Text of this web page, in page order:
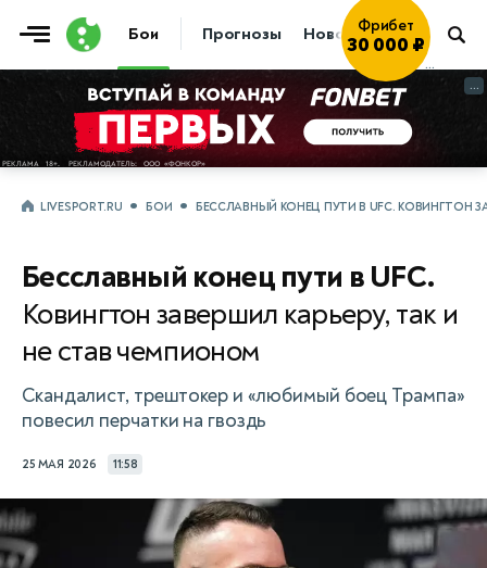
Бои Прогнозы Новости Бокс
30 000 ₽
Играть →
...
...
LIVESPORT.RU БОИ БЕССЛАВНЫЙ КОНЕЦ ПУТИ В UFC. КОВИНГТОН
Бесславный конец пути в UFC.
Ковингтон завершил карьеру, так и
не став чемпионом
Скандалист, трештокер и «любимый боец Трампа»
повесил перчатки на гвоздь
25 МАЯ 2026 11:58